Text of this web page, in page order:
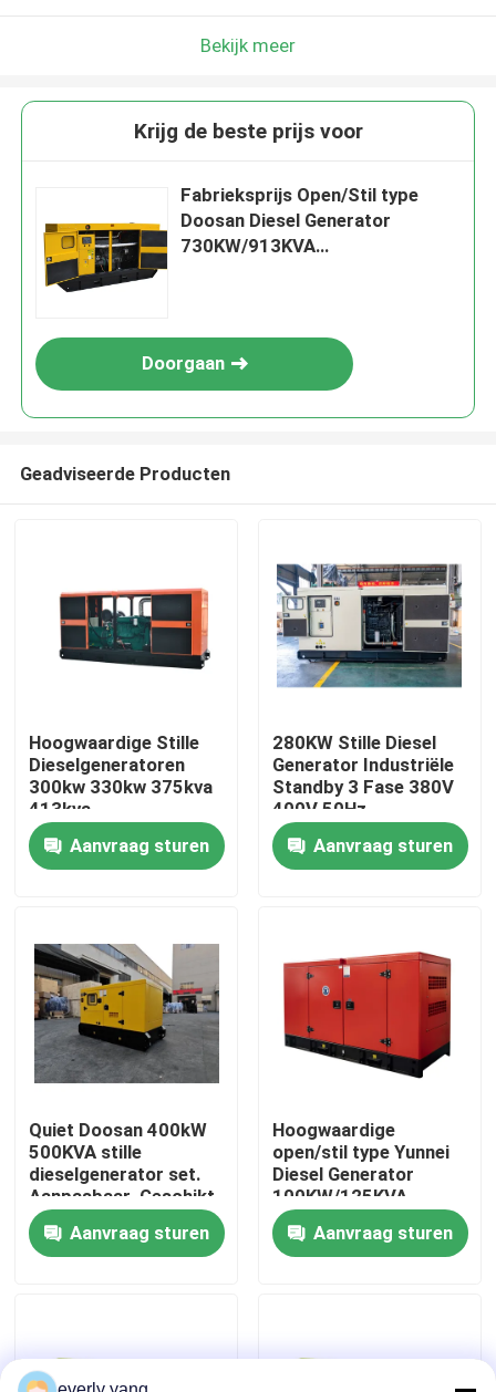
Huis
Producten
Ongeveer ons
Fabrieksreis
Verzoek om een Citaat
Cummins-Diesel Generators
Fawde Diesel Generator
Bekijk meer
Krijg de beste prijs voor
Fabrieksprijs Open/Stil type
Doosan Diesel Generator
730KW/913KVA
Doorgaan
Geadviseerde Producten
Hoogwaardige Stille
Dieselgeneratoren
300kw 330kw 375kva
413kva
Watergekoelde
Draagbare 3-Fase
Dieselgenerator Set
Aanvraag sturen
280KW Stille Diesel
Generator Industriële
Standby 3 Fase 380V
400V 50Hz
Professionele
Weerbestendige YTO
Motor 24V DC
Aanvraag sturen
Quiet Doosan 400kW
500KVA stille
dieselgenerator set.
Aanpasbaar. Geschikt
voor huishoudelijk,
bouwwerk en
industrieel gebruik.
Aanvraag sturen
Hoogwaardige
open/stil type Yunnei
Diesel Generator
100KW/125KVA
Energievoorziening
Waterkoeling
Aanvraag sturen